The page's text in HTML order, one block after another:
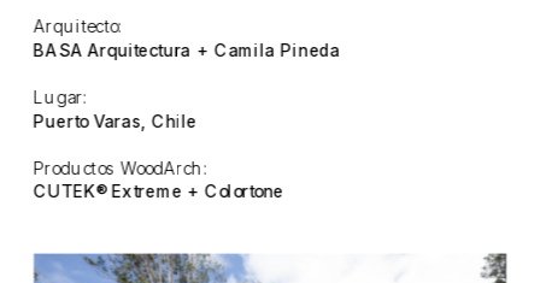
Arquitecto:
BASA Arquitectura + Camila Pineda
Lugar:
Puerto Varas, Chile
Productos WoodArch:
CUTEK® Extreme + Colortone